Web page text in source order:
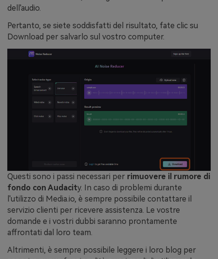
dell'audio.
Pertanto, se siete soddisfatti del risultato, fate clic su
Download per salvarlo sul vostro computer.
Questi sono i passi necessari per rimuovere il rumore di
fondo con Audacity. In caso di problemi durante
l'utilizzo di Media.io, è sempre possibile contattare il
servizio clienti per ricevere assistenza. Le vostre
domande e i vostri dubbi saranno prontamente
affrontati dal loro team.
Altrimenti, è sempre possibile leggere i loro blog per